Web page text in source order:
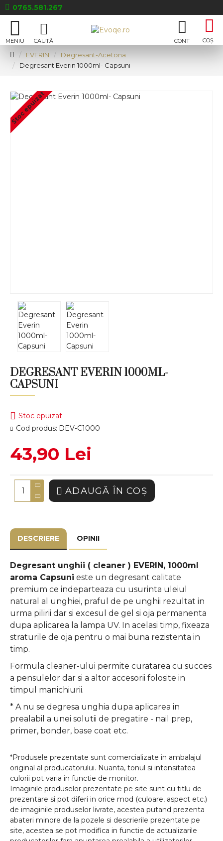
0765.581.267
EVERIN
Degresant-Acetona
Degresant Everin 1000ml- Capsuni
Stoc epuizat
DEGRESANT EVERIN 1000ML-
CAPSUNI
Stoc epuizat
Cod produs: DEV-C1000
43,90 Lei
ADAUGĂ ÎN COŞ
DESCRIERE OPINII
Degresant unghii ( cleaner ) EVERIN, 1000ml
aroma Capsuni este un degresant calitate
premium ce indeparteaza cu usurinta uleiul
natural al unghiei, praful de pe unghii rezultat in
urma pilirii dar si excesul de gel si oja permanenta
dupa aplicarea la lampa UV. In acelasi timp, fixeaza
straturile de oja pentru o mai buna rezistenta in
timp.
Formula cleaner-ului permite curatarea cu succes
a pensulelor dar si a altor accesorii folosite in
timpul manichiurii.
* A nu se degresa unghia dupa aplicarea in
prealabil a unei solutii de pregatire - nail prep,
primer, bonder, base coat etc.
*Produsele prezentate sunt comercializate in ambalajul
original al producatorului. Nuanta, tonul si intensitatea
culorii pot varia in functie de monitor.
Imaginile produselor prezentate pe site sunt cu titlu de
prezentare si pot diferi in orice mod (culoare, aspect etc.)
de imaginile produselor livrate, acestea putand prezenta
abateri minore de la pozele si descrierile prezentate pe
site, acestea se pot modifica in functie de actualizarile